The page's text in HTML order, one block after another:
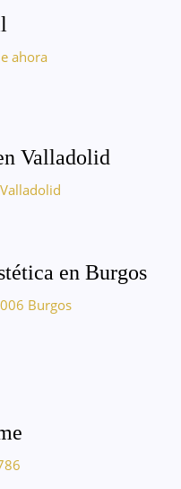
ahora
Valladolid
en Burgos
Burgos